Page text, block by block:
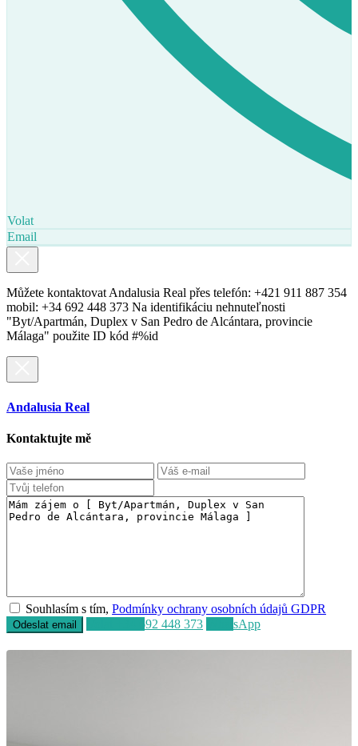
Volat
Email
Můžete kontaktovat Andalusia Real přes telefón: +421 911 887 354
mobil: +34 692 448 373 Na identifikáciu nehnuteľnosti
"Byt/Apartmán, Duplex v San Pedro de Alcántara, provincie
Málaga" použite ID kód #%id
Andalusia Real
Kontaktujte mě
Souhlasím s tím,Podmínky ochrany osobních údajů GDPR
+34 692 448 373 WhatsApp